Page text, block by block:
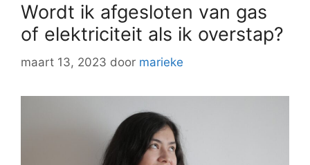
Wordt ik afgesloten van gas
of elektriciteit als ik overstap?
maart 13, 2023 door marieke